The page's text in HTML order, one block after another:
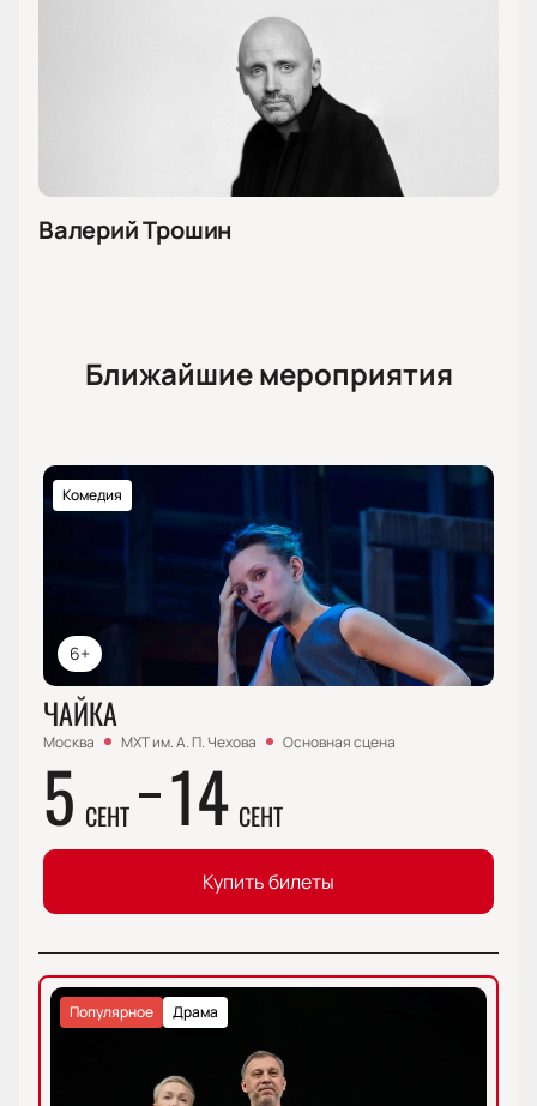
Валерий Трошин
Ближайшие мероприятия
6+
Комедия
ЧАЙКА
Москва МХТ им. А. П. Чехова Основная сцена
5 СЕНТ 14 СЕНТ
Купить билеты
Драма
Популярное